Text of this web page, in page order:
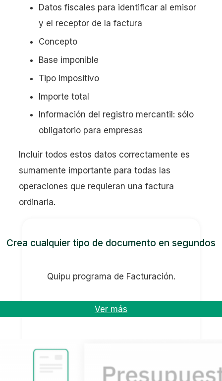
Datos fiscales para identificar al emisor
y el receptor de la factura
Concepto
Base imponible
Tipo impositivo
Importe total
Información del registro mercantil: sólo
obligatorio para empresas
Incluir todos estos datos correctamente es
sumamente importante para todas las
operaciones que requieran una factura
ordinaria.
Crea cualquier tipo de documento en segundos
Quipu programa de Facturación.
Ver más